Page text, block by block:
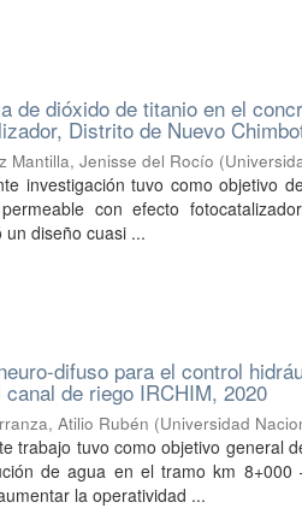
de dióxido de titanio en el
Distrito de Nuevo
Mantilla, Jenisse del Rocío (
investigación tuvo como objetivo
con efecto
un diseño cuasi ...
difuso para el control
canal de riego IRCHIM, 2020
Atilio Rubén (Universidad
trabajo tuvo como objetivo general
de agua en el tramo km
la operatividad ...